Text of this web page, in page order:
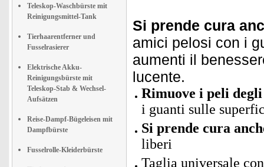
Teleskop-Waschbürste mit
Reinigungsmittel-Tank
Tierhaarentferner und
Fusselrasierer
Elektrische Akku-
Reinigungsbürste mit
Teleskop-Stab & Wechsel-
Aufsätzen
Reise-Dampf-Bügeleisen mit
Dampfbürste
Fusselrolle-Kleiderbürste
Si prende cura
amici pelosi con i
aumenti il
lucente.
Rimuove i peli
i guanti sulle
Si prende cura
liberi
Taglia universale